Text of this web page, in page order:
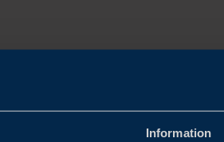
Information